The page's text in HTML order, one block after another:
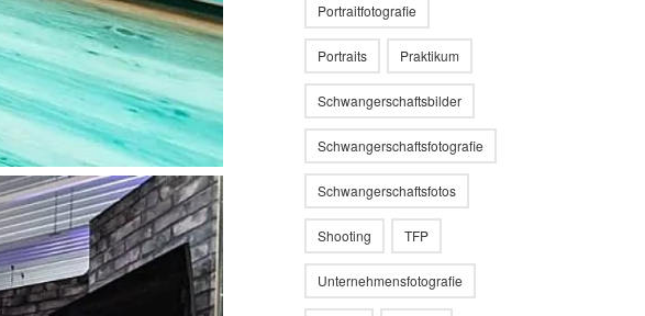
Portraitfotografie
Portraits Praktikum
Schwangerschaftsbilder
Schwangerschaftsfotografie
Schwangerschaftsfotos
Shooting TFP
Unternehmensfotografie